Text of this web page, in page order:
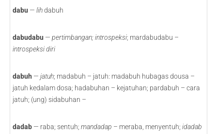
dabu — lihdabuh
dabudabu — pertimbangan; introspeksi; mardabudabu –
introspeksi diri
dabuh — jatuh; madabuh – jatuh: madabuh hubagas dousa –
jatuh kedalam dosa; hadabuhan – kejatuhan; pardabuh – cara
jatuh; (ung) sidabuhan –
dadab — raba; sentuh; mandadap – meraba, menyentuh; idadab